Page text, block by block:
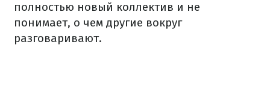
полностью новый коллектив и не
понимает, о чем другие вокруг
разговаривают.